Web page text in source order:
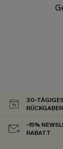
30-
-15%
RABATT